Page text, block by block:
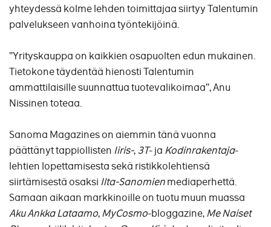
yhteydessä kolme lehden toimittajaa siirtyy Talentumin
palvelukseen vanhoina työntekijöinä.
”Yrityskauppa on kaikkien osapuolten edun mukainen.
Tietokone täydentää hienosti Talentumin
ammattilaisille suunnattua tuotevalikoimaa”, Anu
Nissinen toteaa.
Sanoma Magazines on aiemmin tänä vuonna
päättänyt tappiollisten Iiris-,3T- ja Kodinrakentaja-
lehtien lopettamisesta sekä ristikkolehtiensä
siirtämisestä osaksi Ilta-Sanomienmediaperhettä.
Samaan aikaan markkinoille on tuotu muun muassa
Aku Ankka Lataamo,MyCosmo-bloggazine,Me Naiset